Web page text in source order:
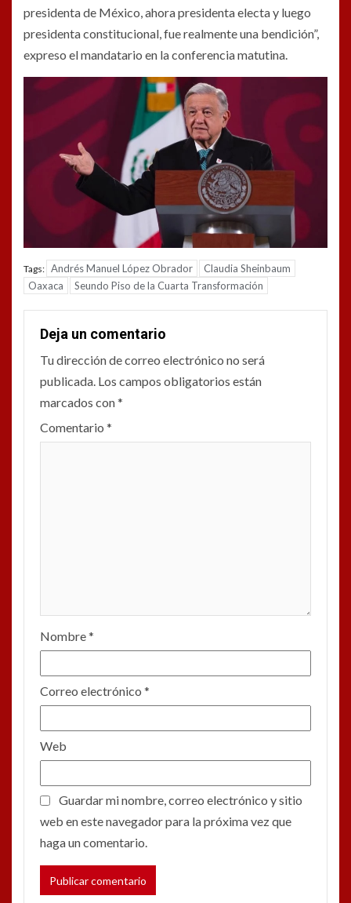
presidenta de México, ahora presidenta electa y luego
presidenta constitucional, fue realmente una bendición”,
expreso el mandatario en la conferencia matutina.
Tags: Andrés Manuel López Obrador
Claudia Sheinbaum
Oaxaca
Seundo Piso de la Cuarta Transformación
Deja un comentario
Tu dirección de correo electrónico no será
publicada. Los campos obligatorios están
marcados con*
Comentario *
Nombre*
Correo electrónico *
Web
Guardar mi nombre, correo electrónico y sitio
web en este navegador para la próxima vez que
haga un comentario.